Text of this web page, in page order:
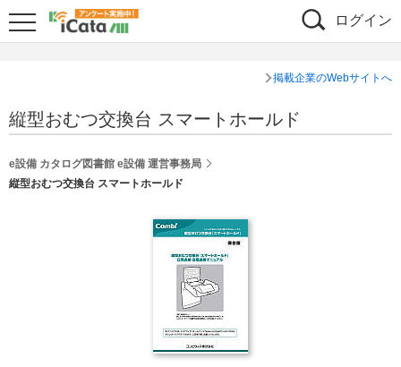
ログイン
掲載企業のWebサイトへ
縦型おむつ交換台 スマートホールド
e設備 カタログ図書館 e設備 運営事務局
縦型おむつ交換台 スマートホールド